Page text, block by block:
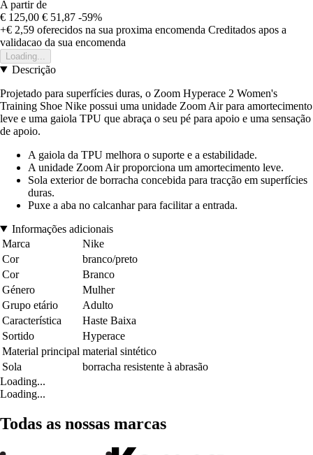
A partir de
€ 125,00 € 51,87 -59%
+€ 2,59 oferecidos na sua proxima encomenda Creditados apos a
validacao da sua encomenda
Loading...
Descrição
Projetado para superfícies duras, o Zoom Hyperace 2 Women's
Training Shoe Nike possui uma unidade Zoom Air para amortecimento
leve e uma gaiola TPU que abraça o seu pé para apoio e uma sensação
de apoio.
A gaiola da TPU melhora o suporte e a estabilidade.
A unidade Zoom Air proporciona um amortecimento leve.
Sola exterior de borracha concebida para tracção em superfícies
duras.
Puxe a aba no calcanhar para facilitar a entrada.
Informações adicionais
Marca
Nike
Cor
branco/preto
Cor
Branco
Género
Mulher
Grupo etário
Adulto
Característica
Haste Baixa
Sortido
Hyperace
Material principal material sintético
Sola
borracha resistente à abrasão
Loading...
Loading...
Todas as nossas marcas